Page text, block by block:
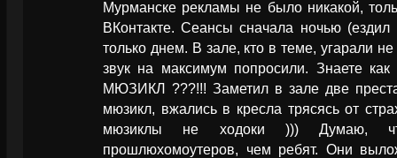
Мурманске рекламы не было никакой,
ВКонтакте. Сеансы сначала ночью
только днем. В зале, кто в теме, угарали
звук на максимум попросили. Знаете
МЮЗИКЛ ???!!! Заметил в зале две
мюзикл, вжались в кресла трясясь от
мюзиклы не ходоки ))) Думаю,
прошлюхомоутеров, чем ребят. Они